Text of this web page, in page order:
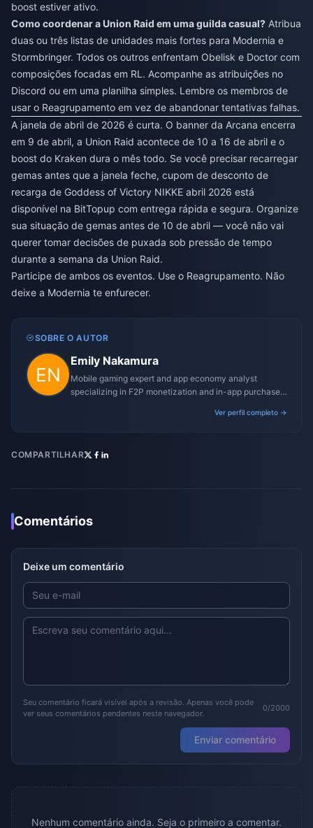
boost estiver ativo.
Como coordenar a Union Raid em uma guilda casual? Atribua
duas ou três listas de unidades mais fortes para Modernia e
Stormbringer. Todos os outros enfrentam Obelisk e Doctor com
composições focadas em RL. Acompanhe as atribuições no
Discord ou em uma planilha simples. Lembre os membros de
usar o Reagrupamento em vez de abandonar tentativas falhas.
A janela de abril de 2026 é curta. O banner da Arcana encerra
em 9 de abril, a Union Raid acontece de 10 a 16 de abril e o
boost do Kraken dura o mês todo. Se você precisar recarregar
gemas antes que a janela feche, cupom de desconto de
recarga de Goddess of Victory NIKKE abril 2026 está
disponível na BitTopup com entrega rápida e segura. Organize
sua situação de gemas antes de 10 de abril — você não vai
querer tomar decisões de puxada sob pressão de tempo
durante a semana da Union Raid.
Participe de ambos os eventos. Use o Reagrupamento. Não
deixe a Modernia te enfurecer.
SOBRE O AUTOR
Emily Nakamura
Mobile gaming expert and app economy analyst
specializing in F2P monetization and in-app purchase
Ver perfil completo →
COMPARTILHAR
Comentários
Deixe um comentário
Seu comentário ficará visível após a revisão. Apenas você pode
ver seus comentários pendentes neste navegador.
0/2000
Enviar comentário
Nenhum comentário ainda. Seja o primeiro a comentar.